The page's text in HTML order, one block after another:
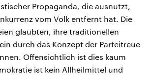
Propaganda, die ausnutzt,
vom Volk entfernt hat. Die
glaubten, ihre traditionellen
durch das Konzept der Parteitreue
Offensichtlich ist dies kaum
ist kein Allheilmittel und